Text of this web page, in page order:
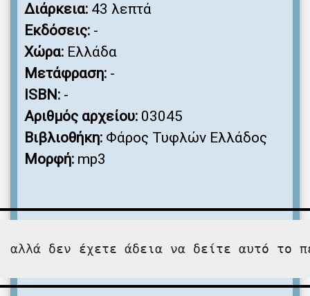
Διάρκεια: 43 λεπτά
Εκδόσεις: -
Χώρα: Ελλάδα
Μετάφραση: -
ISBN: -
Αριθμός αρχείου: 03045
Βιβλιοθήκη: Φάρος Τυφλών Ελλάδος
Μορφή: mp3
αλλά δεν έχετε άδεια να δείτε αυτό το